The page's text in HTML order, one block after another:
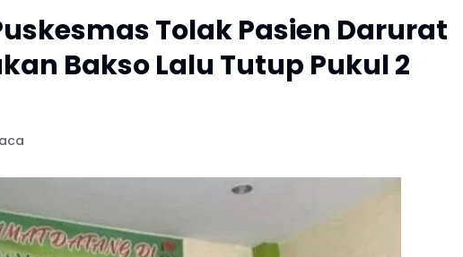
Tolak Pasien Darurat
Bakso Lalu Tutup Pukul 2